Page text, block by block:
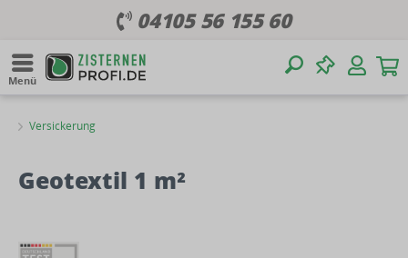
04105 56 155 60
Menü
Versickerung
Geotextil 1 m²